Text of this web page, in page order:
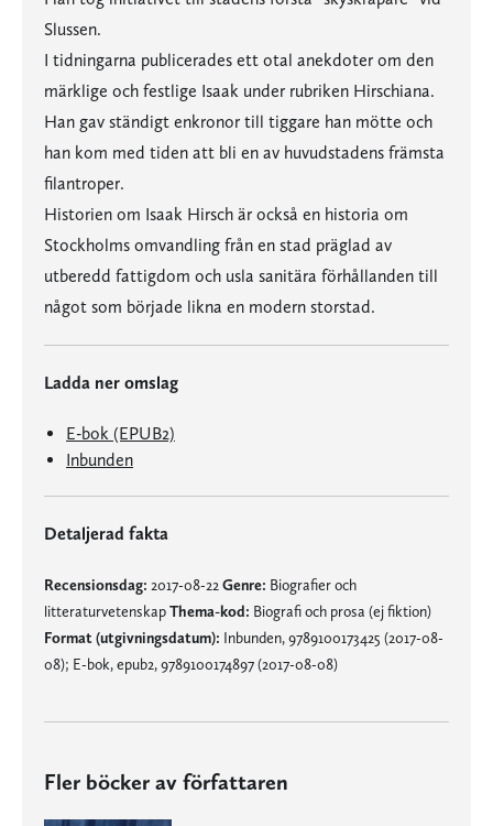
Slussen.
I tidningarna publicerades ett otal anekdoter om den
märklige och festlige Isaak under rubriken Hirschiana.
Han gav ständigt enkronor till tiggare han mötte och
han kom med tiden att bli en av huvudstadens främsta
filantroper.
Historien om Isaak Hirsch är också en historia om
Stockholms omvandling från en stad präglad av
utberedd fattigdom och usla sanitära förhållanden till
något som började likna en modern storstad.
Ladda ner omslag
E-bok (EPUB2)
Inbunden
Detaljerad fakta
Recensionsdag: 2017-08-22 Genre: Biografier och
litteraturvetenskapThema-kod: Biografi och prosa (ej fiktion)
Format (utgivningsdatum): Inbunden, 9789100173425 (2017-08-
08); E-bok, epub2, 9789100174897 (2017-08-08)
Fler böcker av författaren